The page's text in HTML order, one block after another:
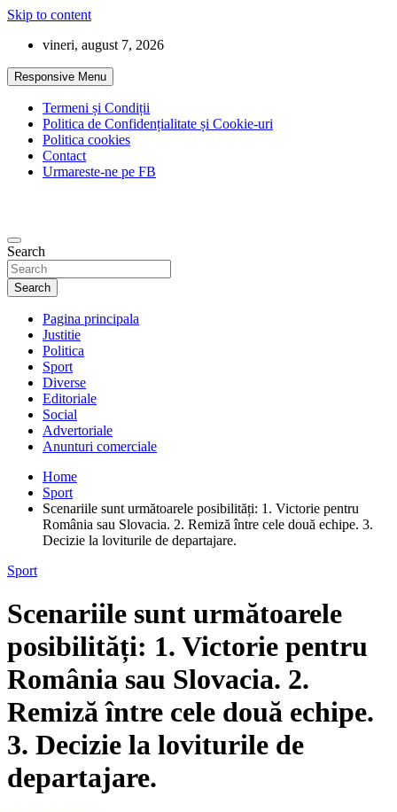
Skip to content
vineri, august 7, 2026
Responsive Menu
Termeni și Condiții
Politica de Confidențialitate și Cookie-uri
Politica cookies
Contact
Urmareste-ne pe FB
Search
Search
Pagina principala
Justitie
Politica
Sport
Diverse
Editoriale
Social
Advertoriale
Anunturi comerciale
Home
Sport
Scenariile sunt următoarele posibilități: 1. Victorie pentru
România sau Slovacia. 2. Remiză între cele două echipe. 3.
Decizie la loviturile de departajare.
Sport
Scenariile sunt următoarele
posibilități: 1. Victorie pentru
România sau Slovacia. 2.
Remiză între cele două echipe.
3. Decizie la loviturile de
departajare.